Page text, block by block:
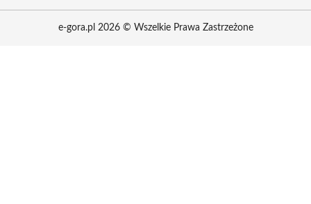
e-gora.pl 2026 © Wszelkie Prawa Zastrzeżone